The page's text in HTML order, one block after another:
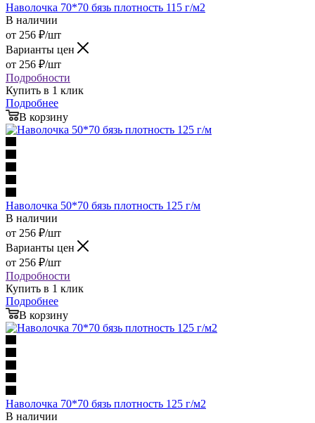
Наволочка 70*70 бязь плотность 115 г/м2
В наличии
от 256 ₽/шт
Варианты цен
от 256 ₽/шт
Подробности
Купить в 1 клик
Подробнее
В корзину
Наволочка 50*70 бязь плотность 125 г/м
В наличии
от 256 ₽/шт
Варианты цен
от 256 ₽/шт
Подробности
Купить в 1 клик
Подробнее
В корзину
Наволочка 70*70 бязь плотность 125 г/м2
В наличии